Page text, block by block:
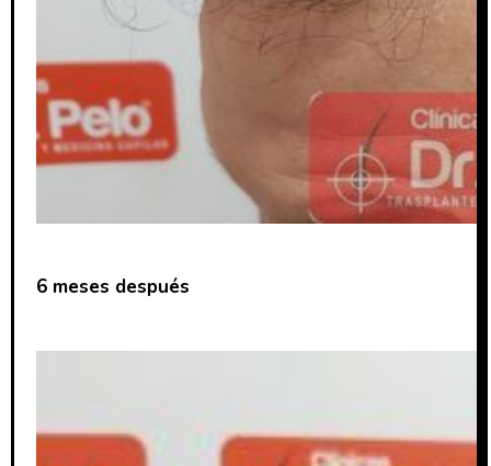
6 meses después